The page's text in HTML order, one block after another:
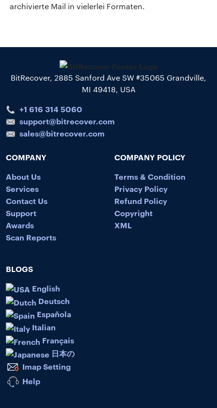
archivierte Mail in vielerlei Formaten.
BitRecover, 2885 Sanford Ave SW #35065 Grandville,
MI 49418, USA
+1 616 314 5060
support@bitrecover.com
sales@bitrecover.com
COMPANY
About Us
Services
Contact Us
Support
Awards
Scan Reports
COMPANY POLICY
Terms & Condition
Privacy Policy
Refund Policy
Copyright
XML
BLOGS
English
Deutsch
Española
Italian
Français
日本の
Imap Setting
Help